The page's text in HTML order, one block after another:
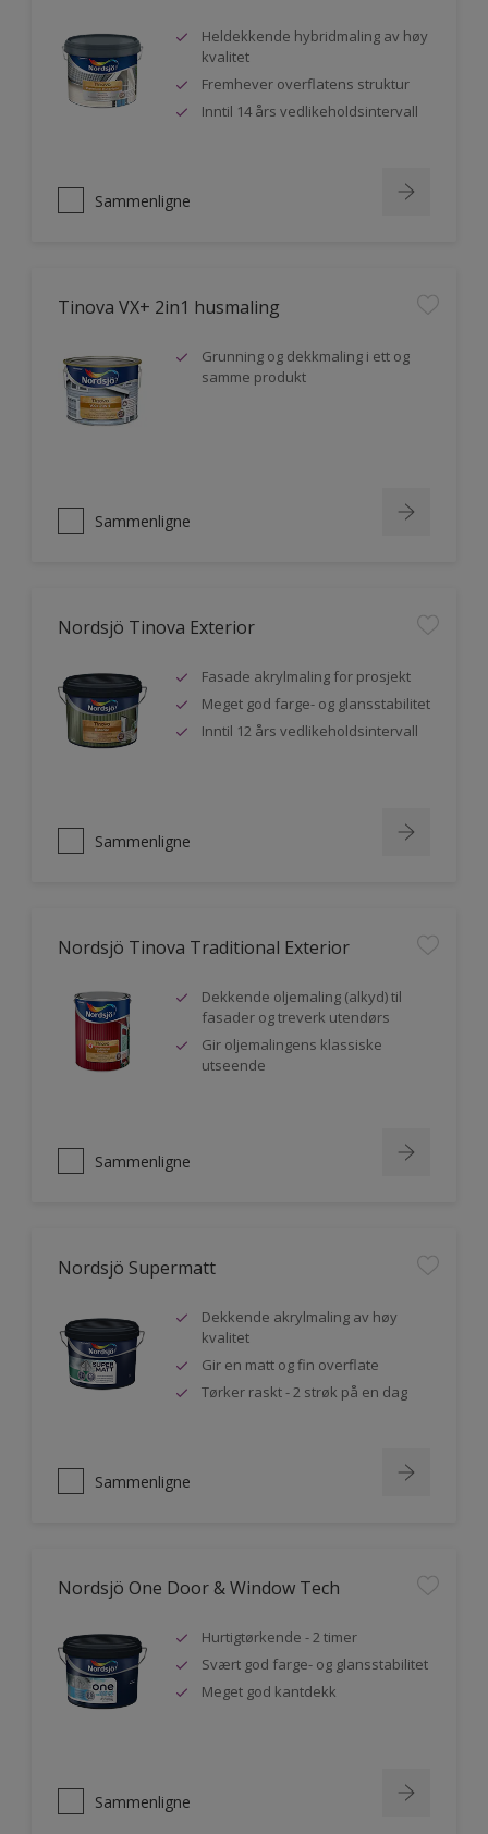
Heldekkende hybridmaling av høy
kvalitet
Fremhever overflatens struktur
Inntil 14 års vedlikeholdsintervall
Sammenligne
Tinova VX+ 2in1 husmaling
Grunning og dekkmaling i ett og
samme produkt
Sammenligne
Nordsjö Tinova Exterior
Fasade akrylmaling for prosjekt
Meget god farge- og glansstabilitet
Inntil 12 års vedlikeholdsintervall
Sammenligne
Nordsjö Tinova Traditional Exterior
Dekkende oljemaling (alkyd) til
fasader og treverk utendørs
Gir oljemalingens klassiske
utseende
Sammenligne
Nordsjö Supermatt
Dekkende akrylmaling av høy
kvalitet
Gir en matt og fin overflate
Tørker raskt - 2 strøk på en dag
Sammenligne
Nordsjö One Door & Window Tech
Hurtigtørkende - 2 timer
Svært god farge- og glansstabilitet
Meget god kantdekk
Sammenligne